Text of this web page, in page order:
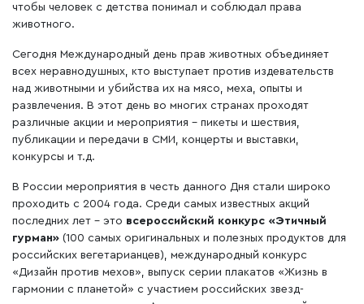
чтобы человек с детства понимал и соблюдал права
животного.
Сегодня Международный день прав животных объединяет
всех неравнодушных, кто выступает против издевательств
над животными и убийства их на мясо, меха, опыты и
развлечения. В этот день во многих странах проходят
различные акции и мероприятия – пикеты и шествия,
публикации и передачи в СМИ, концерты и выставки,
конкурсы и т.д.
В России мероприятия в честь данного Дня стали широко
проходить с 2004 года. Среди самых известных акций
последних лет – это всероссийский конкурс «Этичный
гурман» (100 самых оригинальных и полезных продуктов для
российских вегетарианцев), международный конкурс
«Дизайн против мехов», выпуск серии плакатов «Жизнь в
гармонии с планетой» с участием российских звезд-